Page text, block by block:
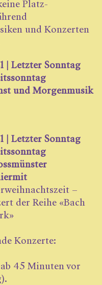
Platz-
und Konzerten
| Letzter Sonntag
und Morgenmusik
| Letzter Sonntag
–
der Reihe «Bach
Konzerte:
45 Minuten vor